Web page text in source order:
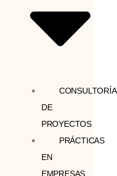
CONSULTORÍA
DE
PROYECTOS
PRÁCTICAS
EN
EMPRESAS